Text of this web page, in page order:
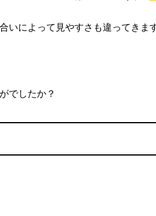
いによって見やすさも違ってき
でしたか？